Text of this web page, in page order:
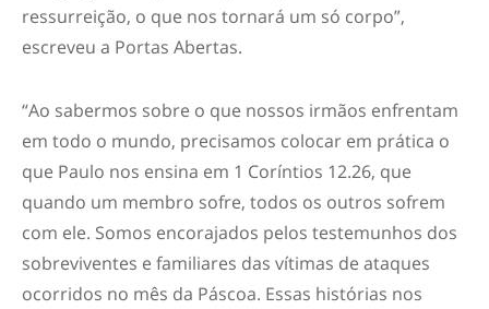
ressurreição, o que nos tornará um só corpo”,
escreveu a Portas Abertas.
“Ao sabermos sobre o que nossos irmãos enfrentam
em todo o mundo, precisamos colocar em prática o
que Paulo nos ensina em 1 Coríntios 12.26, que
quando um membro sofre, todos os outros sofrem
com ele. Somos encorajados pelos testemunhos dos
sobreviventes e familiares das vítimas de ataques
ocorridos no mês da Páscoa. Essas histórias nos